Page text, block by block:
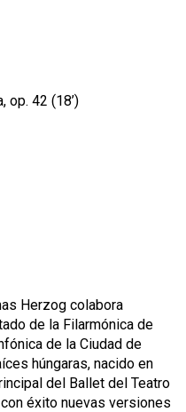
op. 42 (18’)
Herzog colabora
de la Filarmónica de
de la Ciudad de
húngaras, nacido en
del Ballet del Teatro
éxito nuevas versiones